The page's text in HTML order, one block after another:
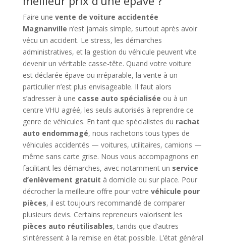
Faire une vente de voiture accidentée
Magnanville n’est jamais simple, surtout après avoir
vécu un accident. Le stress, les démarches
administratives, et la gestion du véhicule peuvent vite
devenir un véritable casse-tête. Quand votre voiture
est déclarée épave ou irréparable, la vente à un
particulier n’est plus envisageable. Il faut alors
s’adresser à une casse auto spécialisée ou à un
centre VHU agréé, les seuls autorisés à reprendre ce
genre de véhicules. En tant que spécialistes du rachat
auto endommagé, nous rachetons tous types de
véhicules accidentés — voitures, utilitaires, camions —
même sans carte grise. Nous vous accompagnons en
facilitant les démarches, avec notamment un service
d’enlèvement gratuit à domicile ou sur place. Pour
décrocher la meilleure offre pour votre véhicule pour
pièces, il est toujours recommandé de comparer
plusieurs devis. Certains repreneurs valorisent les
pièces auto réutilisables, tandis que d’autres
s’intéressent à la remise en état possible. L’état général